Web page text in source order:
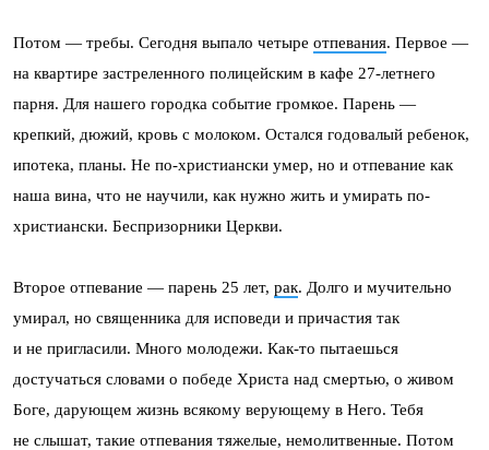
Потом — требы. Сегодня выпало четыре отпевания. Первое —
на квартире застреленного полицейским в кафе 27-летнего
парня. Для нашего городка событие громкое. Парень —
крепкий, дюжий, кровь с молоком. Остался годовалый ребенок,
ипотека, планы. Не по-христиански умер, но и отпевание как
наша вина, что не научили, как нужно жить и умирать по-
христиански. Беспризорники Церкви.
Второе отпевание — парень 25 лет, рак. Долго и мучительно
умирал, но священника для исповеди и причастия так
и не пригласили. Много молодежи. Как-то пытаешься
достучаться словами о победе Христа над смертью, о живом
Боге, дарующем жизнь всякому верующему в Него. Тебя
не слышат, такие отпевания тяжелые, немолитвенные. Потом